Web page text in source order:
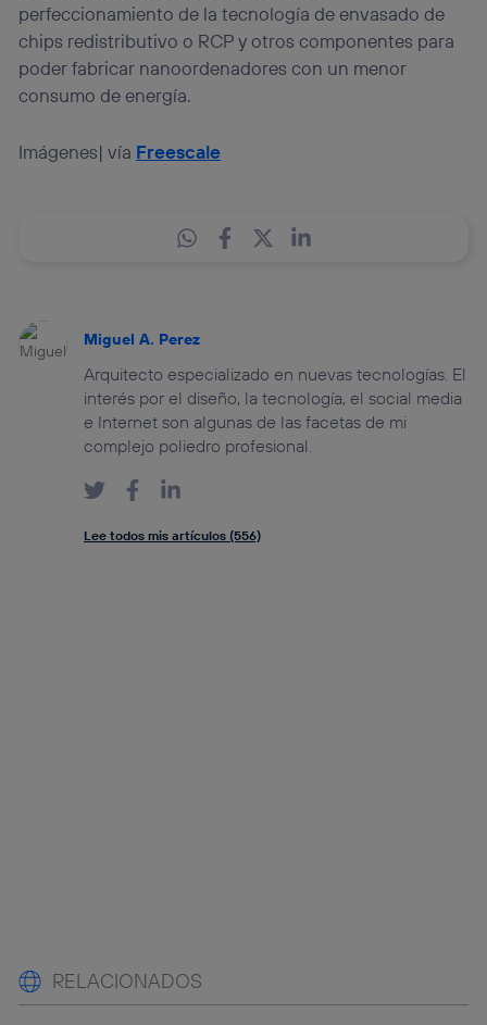
perfeccionamiento de la tecnología de envasado de
chips redistributivo o RCP y otros componentes para
poder fabricar nanoordenadores con un menor
consumo de energía.
Imágenes| vía Freescale
Miguel A. Perez
Arquitecto especializado en nuevas tecnologías. El
interés por el diseño, la tecnología, el social media
e Internet son algunas de las facetas de mi
complejo poliedro profesional.
Lee todos mis artículos (556)
RELACIONADOS